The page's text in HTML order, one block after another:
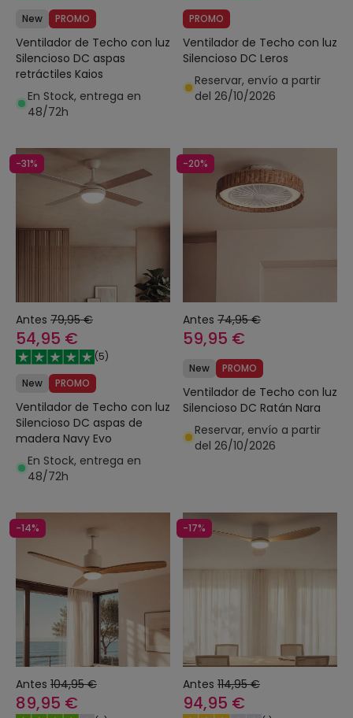
New
PROMO
Ventilador de Techo con luz
Silencioso DC aspas
retráctiles Kaios
En Stock, entrega en
48/72h
PROMO
Ventilador de Techo con luz
Silencioso DC Leros
Reservar, envío a partir
del 26/10/2026
-31%
Antes 79,95 €
54,95 €
(5)
New
PROMO
Ventilador de Techo con luz
Silencioso DC aspas de
madera Navy Evo
En Stock, entrega en
48/72h
-20%
Antes 74,95 €
59,95 €
New PROMO
Ventilador de Techo con luz
Silencioso DC Ratán Nara
Reservar, envío a partir
del 26/10/2026
-14%
Antes 104,95 €
89,95 €
-17%
Antes 114,95 €
94,95 €